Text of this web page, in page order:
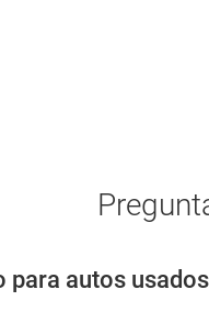
autos